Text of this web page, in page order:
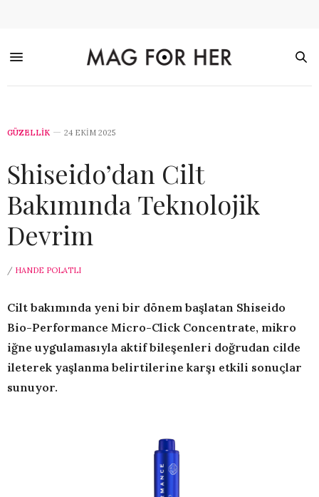
GÜZELLİK 24 EKIM 2025
Shiseido’dan Cilt
Bakımında Teknolojik
Devrim
/ HANDE POLATLI
Cilt bakımında yeni bir dönem başlatan Shiseido
Bio-Performance Micro-Click Concentrate, mikro
iğne uygulamasıyla aktif bileşenleri doğrudan cilde
ileterek yaşlanma belirtilerine karşı etkili sonuçlar
sunuyor.